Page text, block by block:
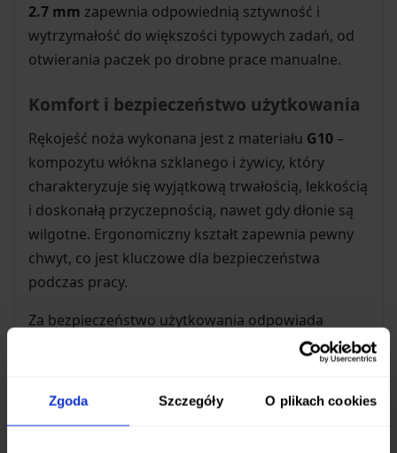
Zgoda Szczegóły O plikach cookies
2.7 mm zapewnia odpowiednią sztywność i
wytrzymałość do większości typowych zadań, od
otwierania paczek po drobne prace manualne.
Komfort i bezpieczeństwo użytkowania
Rękojeść noża wykonana jest z materiału G10 –
kompozytu włókna szklanego i żywicy, który
charakteryzuje się wyjątkową trwałością, lekkością
i doskonałą przyczepnością, nawet gdy dłonie są
wilgotne. Ergonomiczny kształt zapewnia pewny
chwyt, co jest kluczowe dla bezpieczeństwa
podczas pracy.
Za bezpieczeństwo użytkowania odpowiada
. Ten
popularny mechanizm skutecznie unieruchamia
ostrze w pozycji otwartej, minimalizując ryzyko